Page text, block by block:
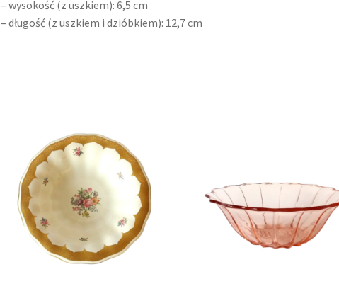
– wysokość (z uszkiem): 6,5 cm
– długość (z uszkiem i dzióbkiem): 12,7 cm